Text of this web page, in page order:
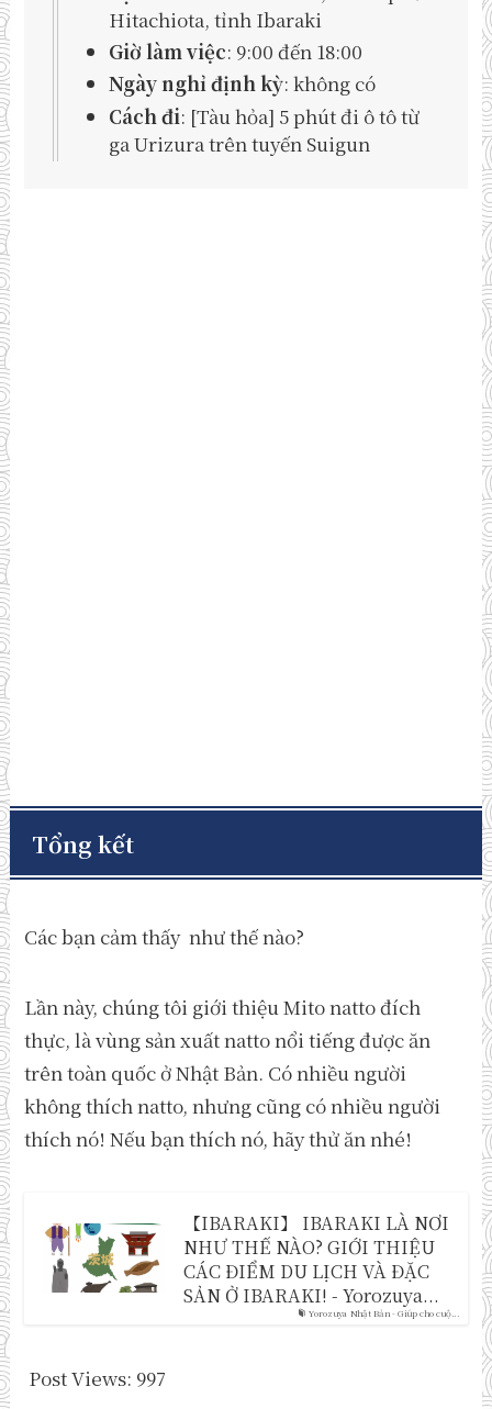
Hitachiota, tỉnh Ibaraki
Giờ làm việc: 9:00 đến 18:00
Ngày nghỉ định kỳ: không có
Cách đi: [Tàu hỏa] 5 phút đi ô tô từ
ga Urizura trên tuyến Suigun
Tổng kết
Các bạn cảm thấy như thế nào?
Lần này, chúng tôi giới thiệu Mito natto đích
thực, là vùng sản xuất natto nổi tiếng được ăn
trên toàn quốc ở Nhật Bản. Có nhiều người
không thích natto, nhưng cũng có nhiều người
thích nó! Nếu bạn thích nó, hãy thử ăn nhé!
Yorozuya Nhật Bản - Giúp cho cuộ...
【IBARAKI】 IBARAKI LÀ NƠI
NHƯ THẾ NÀO? GIỚI THIỆU
CÁC ĐIỂM DU LỊCH VÀ ĐẶC
SẢN Ở IBARAKI! - Yorozuya...
Post Views: 997